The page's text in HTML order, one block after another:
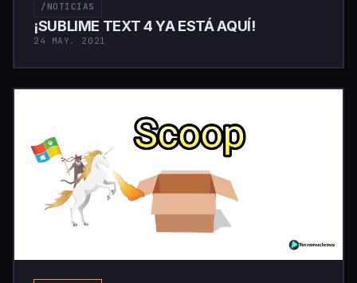
/NOTICIAS
¡SUBLIME TEXT 4 YA ESTÁ AQUÍ!
24 MAY. 2021